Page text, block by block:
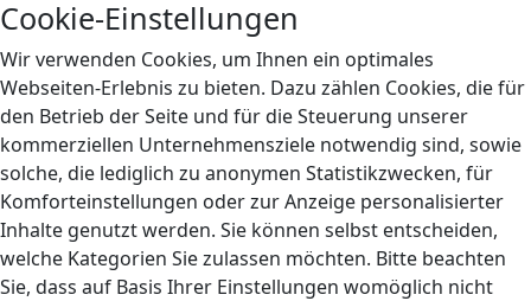
Cookie-Einstellungen
Wir verwenden Cookies, um Ihnen ein optimales
Webseiten-Erlebnis zu bieten. Dazu zählen Cookies, die für
den Betrieb der Seite und für die Steuerung unserer
kommerziellen Unternehmensziele notwendig sind, sowie
solche, die lediglich zu anonymen Statistikzwecken, für
Komforteinstellungen oder zur Anzeige personalisierter
Inhalte genutzt werden. Sie können selbst entscheiden,
welche Kategorien Sie zulassen möchten. Bitte beachten
Sie, dass auf Basis Ihrer Einstellungen womöglich nicht